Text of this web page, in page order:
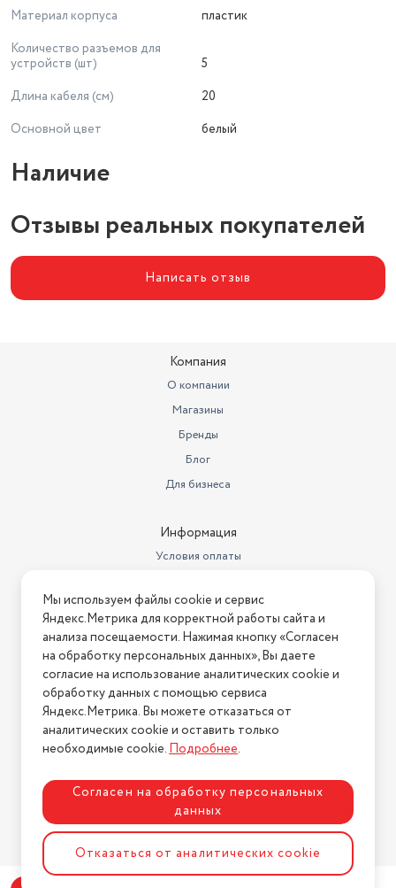
Материал корпуса
пластик
Количество разъемов для
устройств (шт)
5
Длина кабеля (см)
20
Основной цвет
белый
Наличие
Отзывы реальных покупателей
Написать отзыв
Компания
О компании
Магазины
Бренды
Блог
Для бизнеса
Информация
Условия оплаты
Условия возврата
Нашли ошибку на сайте? Напишите нам
2026 © Интернет-магазин "АстМаркет". У нас есть всё!
Политика конфиденциальности
Разработка сайтаASTDESIGN
Мы используем файлы cookie и сервис
Яндекс.Метрика для корректной работы сайта и
анализа посещаемости. Нажимая кнопку «Согласен
на обработку персональных данных», Вы даете
согласие на использование аналитических cookie и
обработку данных с помощью сервиса
Яндекс.Метрика. Вы можете отказаться от
аналитических cookie и оставить только
необходимые cookie.Подробнее.
Согласен на обработку персональных
данных
Отказаться от аналитических cookie